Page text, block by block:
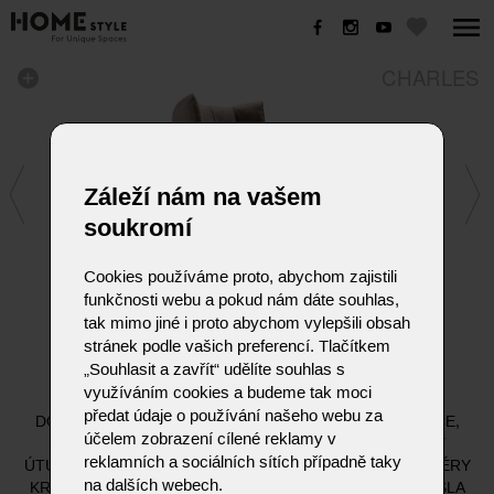
CHARLES
DOKONALÝ „UŠÁK“. VEZMĚTE TROCHU EXTRAVAGANCE,
ŠPETKU VÝSTŘEDNOSTI A SMÍCHEJTE JI S ATRIBUTY
ÚTULNOSTI, POHODLÍ, ODPOČINKU A HŘEJIVÉ ATMOSFÉRY
KRBU. TATO MYŠLENKA NÁS VEDLA K VYTVOŘENÍ KŘESLA
Záleží nám na vašem
soukromí
Cookies používáme proto, abychom zajistili
funkčnosti webu a pokud nám dáte souhlas,
tak mimo jiné i proto abychom vylepšili obsah
stránek podle vašich preferencí. Tlačítkem
„Souhlasit a zavřít“ udělíte souhlas s
využíváním cookies a budeme tak moci
předat údaje o používání našeho webu za
účelem zobrazení cílené reklamy v
reklamních a sociálních sítích případně taky
na dalších webech.